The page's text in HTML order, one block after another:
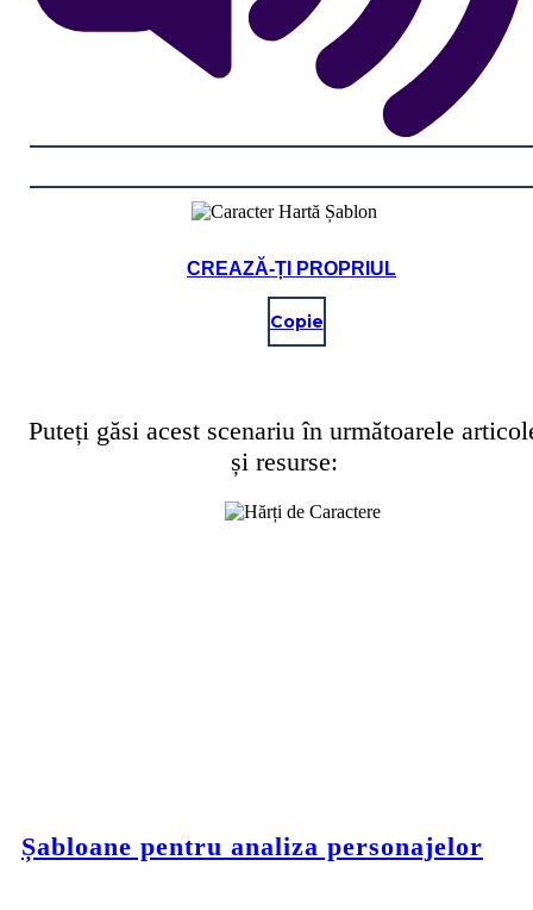
CREAZĂ-ȚI PROPRIUL
Copie
Puteți găsi acest scenariu în următoarele
și resurse:
Șabloane pentru analiza personajelor